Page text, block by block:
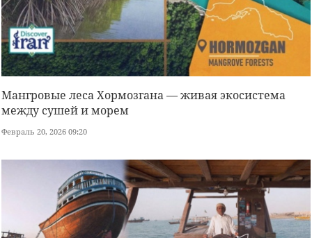
Мангровые леса Хормозгана — живая экосистема
между сушей и морем
Февраль 20, 2026 09:20